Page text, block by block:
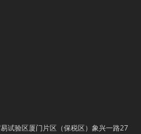
试验区厦门片区（保税区）象兴一路27